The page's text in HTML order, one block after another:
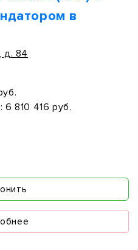
в
д. 84
6 810 416 руб.